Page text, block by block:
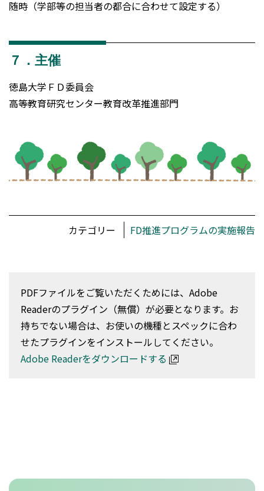
随時（学部等の担当者の都合に合わせて設定する）
７．主催
徳島大学ＦＤ委員会
高等教育研究センター教育改革推進部門
カテゴリー FD推進プログラムの実施報告
PDFファイルをご覧いただくためには、Adobe
Readerのプラグイン（無償）が必要となります。お
持ちでない場合は、お使いの機種とスペックに合わ
せたプラグインをインストールしてください。
Adobe Readerをダウンロードする